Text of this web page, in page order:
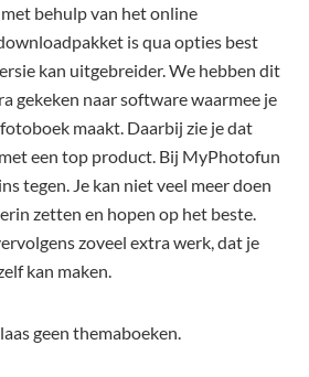
behulp van het online
is qua opties best
kan uitgebreider. We hebben dit
gekeken naar software waarmee je
maakt. Daarbij zie je dat
een top product. Bij MyPhotofun
tegen. Je kan niet veel meer doen
zetten en hopen op het beste.
zoveel extra werk, dat je
kan maken.
geen themaboeken.